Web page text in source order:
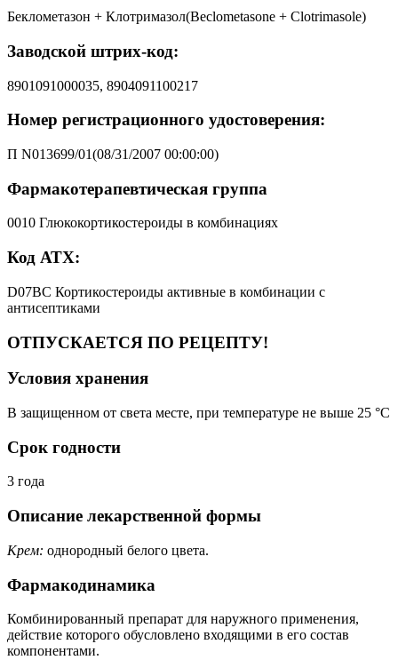
Беклометазон + Клотримазол(Beclometasone + Clotrimasole)
Заводской штрих-код:
8901091000035, 8904091100217
Номер регистрационного удостоверения:
П N013699/01(08/31/2007 00:00:00)
Фармакотерапевтическая группа
0010 Глюкокортикостероиды в комбинациях
Код АТХ:
D07BC Кортикостероиды активные в комбинации с
антисептиками
ОТПУСКАЕТСЯ ПО РЕЦЕПТУ!
Условия хранения
В защищенном от света месте, при температуре не выше 25 °C
Срок годности
3 года
Описание лекарственной формы
Крем: однородный белого цвета.
Фармакодинамика
Комбинированный препарат для наружного применения,
действие которого обусловлено входящими в его состав
компонентами.